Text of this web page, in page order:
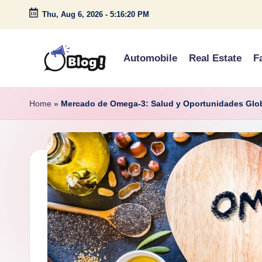
Skip
Thu, Aug 6, 2026 - 5:16:21 PM
G
u
s
Down
Under
Automobile Real Estate
Home » Mercado de Omega-3: Salud y Oportunidades